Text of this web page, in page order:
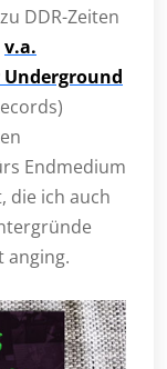
DDR-Zeiten
v.a.
Underground
Endmedium
die ich auch
anging.